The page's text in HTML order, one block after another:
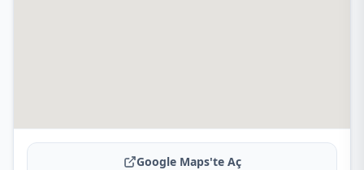
Google Maps'te Aç